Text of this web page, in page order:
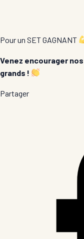
Pour un SET GAGNANT
Venez encourager
grands !
Partager